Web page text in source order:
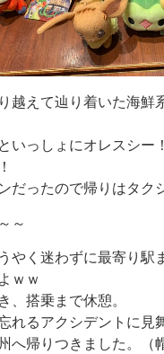
越えて辿り着いた海鮮
いっしょにオレスシー
だったので帰りはタク
～
やく迷わずに最寄り駅
ｗｗ
、搭乗まで休憩。
れるアクシデントに見
へ帰りつきました。（